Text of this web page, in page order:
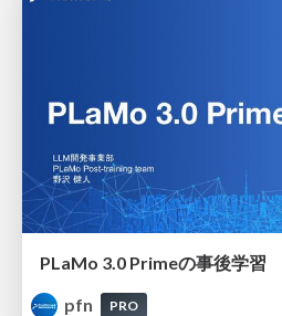
PLaMo 3.0 Primeの事後学習
pfn
PRO